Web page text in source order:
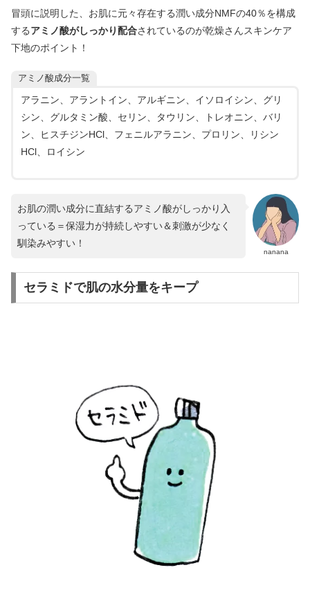
冒頭に説明した、お肌に元々存在する潤い成分NMFの40％を構成
するアミノ酸がしっかり配合されているのが乾燥さんスキンケア
下地のポイント！
アミノ酸成分一覧
アラニン、アラントイン、アルギニン、イソロイシン、グリ
シン、グルタミン酸、セリン、タウリン、トレオニン、バリ
ン、ヒスチジンHCl、フェニルアラニン、プロリン、リシン
HCl、ロイシン
nanana
お肌の潤い成分に直結するアミノ酸がしっかり入
っている＝保湿力が持続しやすい＆刺激が少なく
馴染みやすい！
セラミドで肌の水分量をキープ